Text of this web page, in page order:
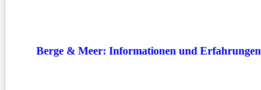
Berge & Meer: Informationen und Erfahrungen